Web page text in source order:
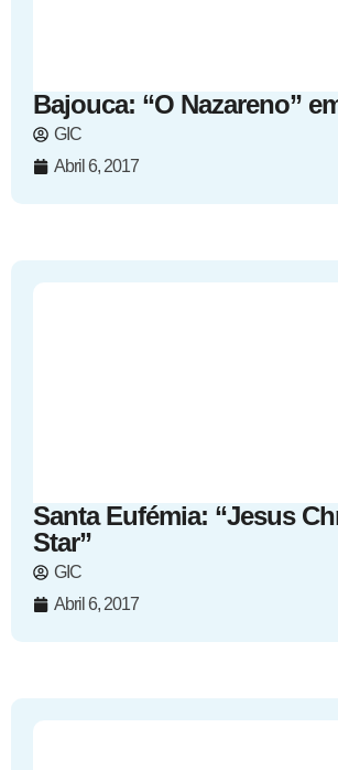
Bajouca: “O Nazareno”
GIC
Abril 6, 2017
Santa Eufémia: “Jesus
Star”
GIC
Abril 6, 2017